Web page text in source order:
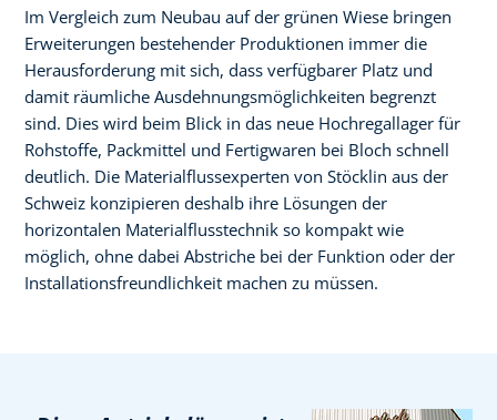
Im Vergleich zum Neubau auf der grünen Wiese bringen
Erweiterungen bestehender Produktionen immer die
Herausforderung mit sich, dass verfügbarer Platz und
damit räumliche Ausdehnungsmöglichkeiten begrenzt
sind. Dies wird beim Blick in das neue Hochregallager für
Rohstoffe, Packmittel und Fertigwaren bei Bloch schnell
deutlich. Die Materialflussexperten von Stöcklin aus der
Schweiz konzipieren deshalb ihre Lösungen der
horizontalen Materialflusstechnik so kompakt wie
möglich, ohne dabei Abstriche bei der Funktion oder der
Installationsfreundlichkeit machen zu müssen.